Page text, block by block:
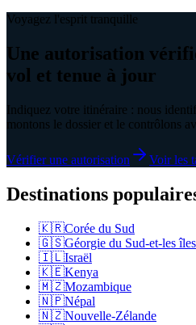
Voyagez l'esprit tranquille
Une autorisation
vol et tenue à jour
Indiquez votre itinéraire : nous
montons le dossier et le contrôlons
Vérifier une autorisation Voir les
Destinations
🇰🇷Corée du Sud
🇬🇸Géorgie du Sud-et-les
🇮🇱Israël
🇰🇪Kenya
🇲🇿Mozambique
🇳🇵Népal
🇳🇿Nouvelle-Zélande